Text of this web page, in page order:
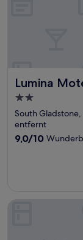
Lumina
Lumina Motel
2.0-
Sterne-
Unterkunft
South Gladstone,
entfernt
9.0
9,0/10
Central Studio